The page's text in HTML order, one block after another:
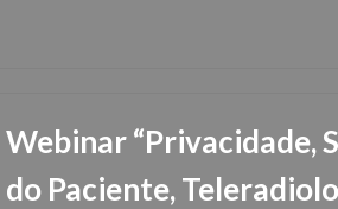
Webinar “Privacidade,
do Paciente,